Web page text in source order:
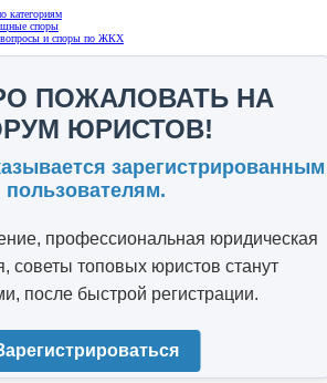
категориям
споры
вопросы и споры по ЖКХ
ПОЖАЛОВАТЬ НА
ЮРИСТОВ!
зарегистрированным
пользователям.
профессиональная юридическая
советы топовых юристов станут
после быстрой регистрации.